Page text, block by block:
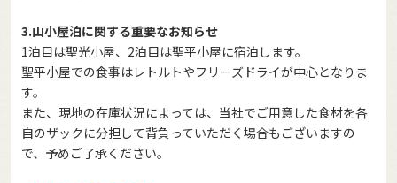
3.山小屋泊に関する重要なお知らせ
1泊目は聖光小屋、2泊目は聖平小屋に宿泊します。
聖平小屋での食事はレトルトやフリーズドライが中心となりま
す。
また、現地の在庫状況によっては、当社でご用意した食材を各
自のザックに分担して背負っていただく場合もございますの
で、予めご了承ください。